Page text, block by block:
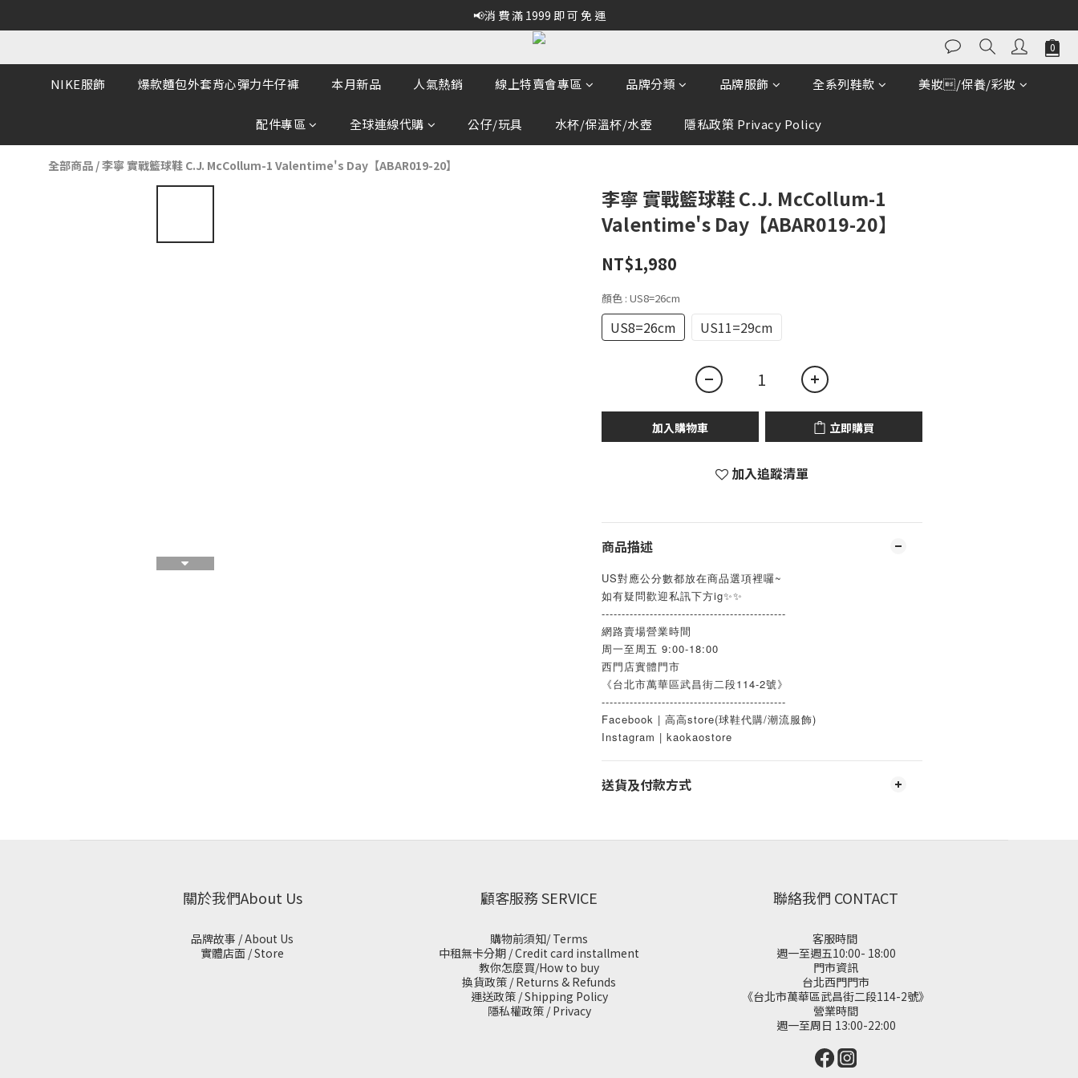
📢消 費 滿 1999 即 可 免 運
NIKE服飾 爆款麵包外套背心彈力牛仔褲 本月新品 人氣熱銷 線上特賣會專區 品牌分類 品牌服飾 全系列鞋款 美妝/保養/彩妝
配件專區 全球連線代購 公仔/玩具 水杯/保溫杯/水壺 隱私政策 Privacy Policy
全部商品 /李寧 實戰籃球鞋 C.J. McCollum-1 Valentime's Day【ABAR019-20】
李寧 實戰籃球鞋 C.J. McCollum-1
Valentime's Day【ABAR019-20】
NT$1,980
顏色 : US8=26cm
US8=26cm US11=29cm
加入購物車 立即購買
加入追蹤清單
商品描述
US對應公分數都放在商品選項裡囉~
如有疑問歡迎私訊下方ig✨✨
----------------------------------------------
網路賣場營業時間
周一至周五 9:00-18:00
西門店實體門市
《台北市萬華區武昌街二段114-2號》
----------------------------------------------
Facebook | 高高store(球鞋代購/潮流服飾)
Instagram | kaokaostore
送貨及付款方式
立即購買
關於我們About Us
品牌故事 / About Us
實體店面 / Store
顧客服務 SERVICE
購物前須知/ Terms
中租無卡分期 / Credit card installment
教你怎麼買/How to buy
換貨政策 / Returns & Refunds
運送政策 / Shipping Policy
隱私權政策 / Privacy
聯絡我們 CONTACT
客服時間
週一至週五10:00- 18:00
門市資訊
台北西門門市
《台北市萬華區武昌街二段114-2號》
營業時間
週一至周日 13:00-22:00